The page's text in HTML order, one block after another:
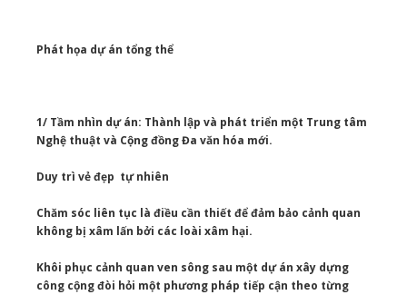
Phát họa dự án tổng thể
1/ Tầm nhìn dự án: Thành lập và phát triển một Trung tâm
Nghệ thuật và Cộng đồng Đa văn hóa mới.
Duy trì vẻ đẹp tự nhiên
Chăm sóc liên tục là điều cần thiết để đảm bảo cảnh quan
không bị xâm lấn bởi các loài xâm hại.
Khôi phục cảnh quan ven sông sau một dự án xây dựng
công cộng đòi hỏi một phương pháp tiếp cận theo từng